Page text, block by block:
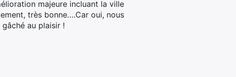
majeure incluant la ville
très bonne….Car oui, nous
au plaisir !